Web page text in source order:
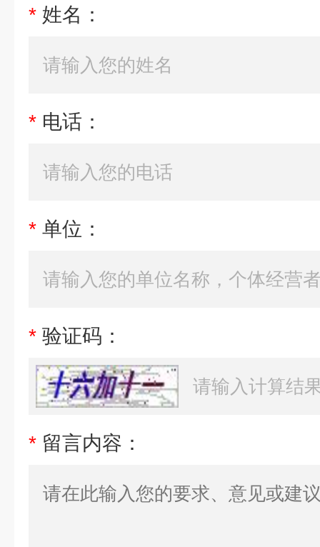
* 姓名：
* 电话：
* 单位：
* 验证码：
* 留言内容：